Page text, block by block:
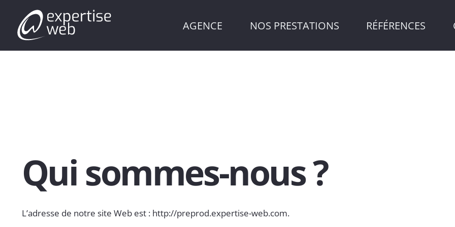
AGENCE NOS PRESTATIONS RÉFÉRENCES
Qui sommes-nous ?
L’adresse de notre site Web est : http://preprod.expertise-web.com.